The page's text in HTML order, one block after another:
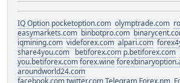
IQ Option pocketoption.com olymptrade.com
easymarkets.com binbotpro.com
iqmining.com videforex.com alpari.com
share4you.com betiforex.com p.betiforex.com
you.betiforex.comforex.wine
aroundworld24.com
facebook.comtwitter.comTelegram Forex.pm